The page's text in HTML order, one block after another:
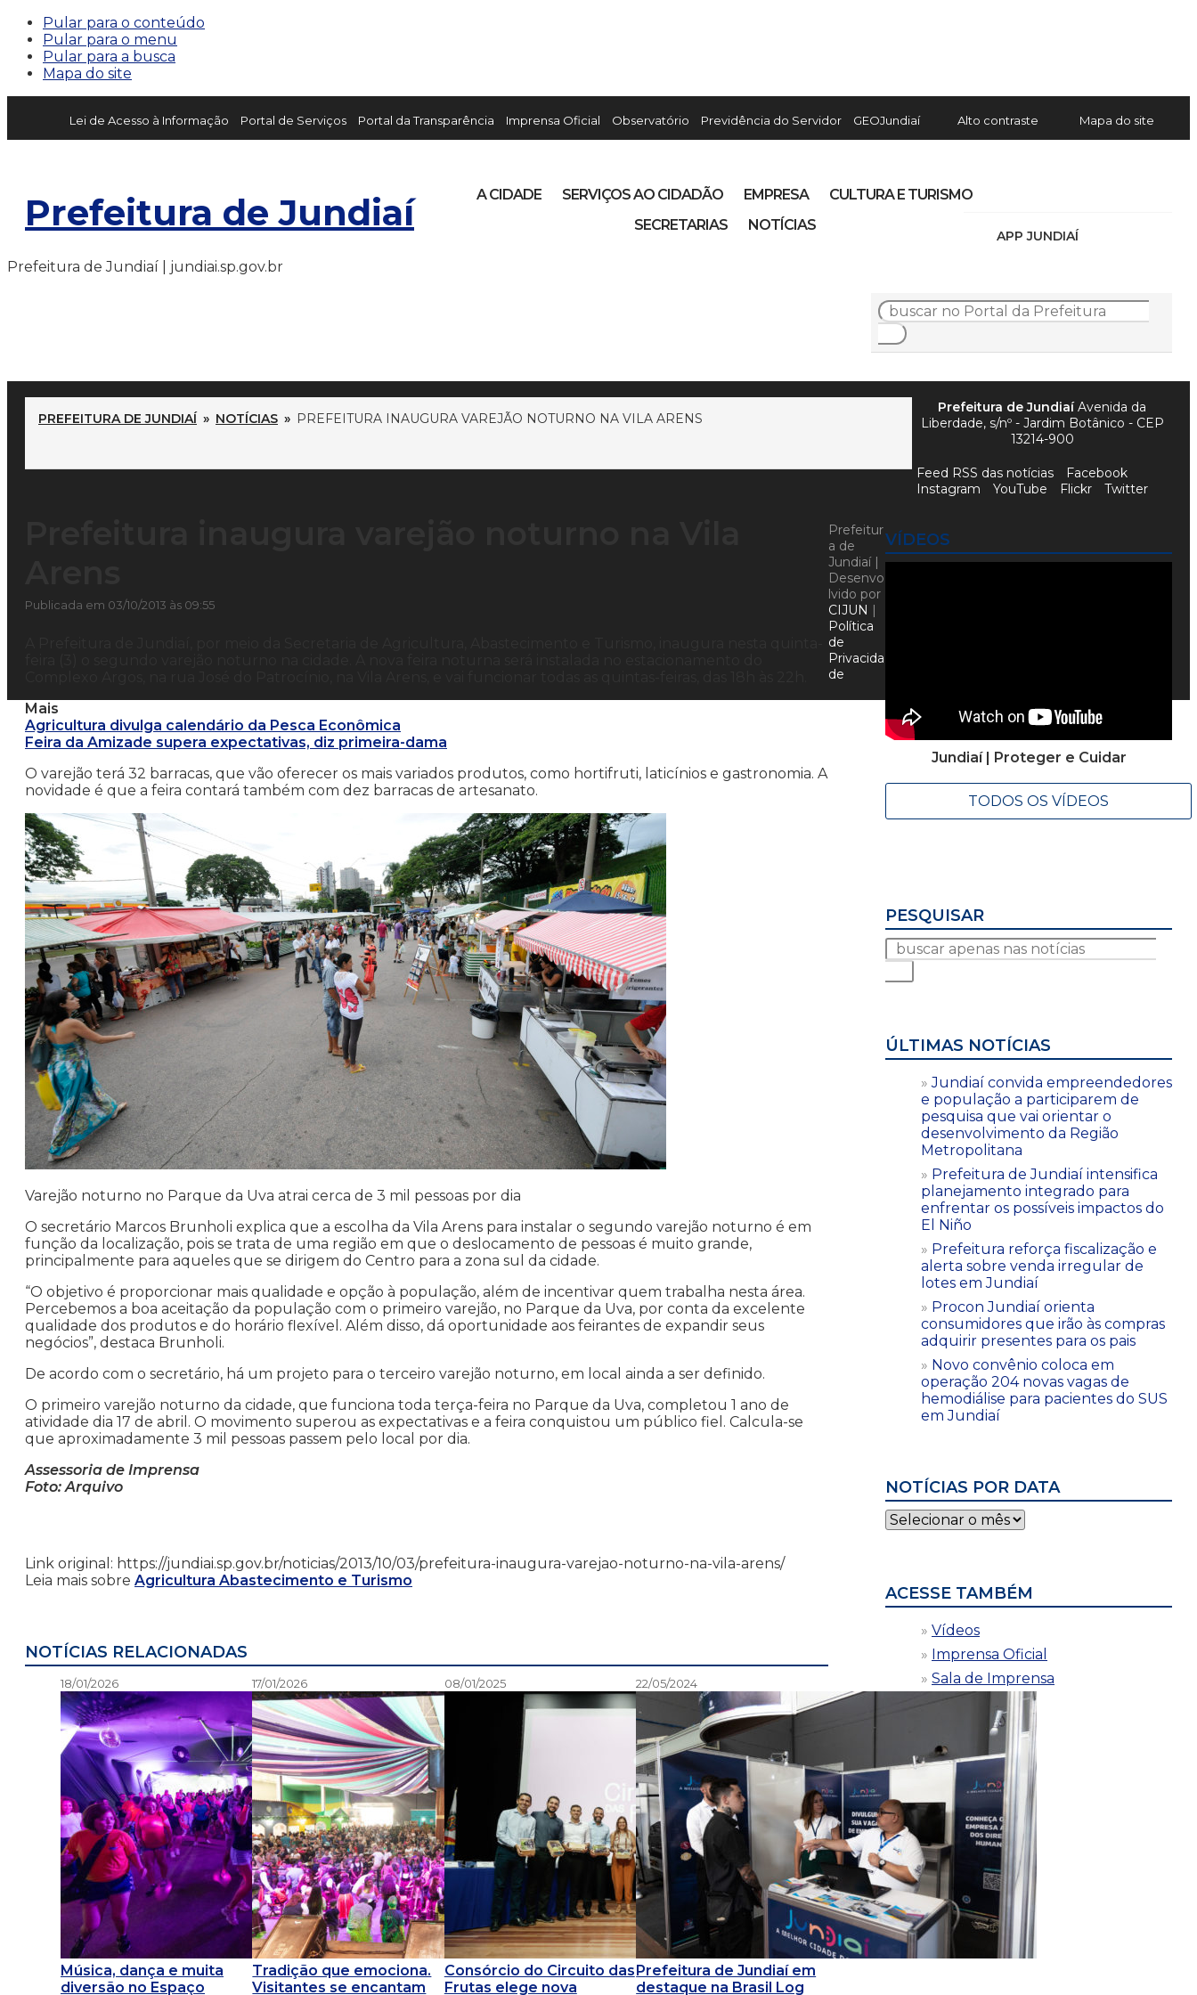
Pular para o conteúdo
Pular para o menu
Pular para a busca
Mapa do site
Lei de Acesso à Informação Portal de Serviços Portal da Transparência Imprensa Oficial Observatório Previdência do Servidor GEOJundiaí Alto contraste Mapa do site
Prefeitura de Jundiaí
APP JUNDIAÍ
A CIDADE SERVIÇOS AO CIDADÃO EMPRESA
CULTURA E TURISMO
SECRETARIAS
NOTÍCIAS
Prefeitura de Jundiaí | jundiai.sp.gov.br
PREFEITURA DE JUNDIAÍ » NOTÍCIAS » PREFEITURA INAUGURA VAREJÃO NOTURNO NA VILA ARENS
Publicada em 03/10/2013 às 09:55
Mais
Agricultura divulga calendário da Pesca Econômica
Feira da Amizade supera expectativas, diz primeira-dama
O varejão terá 32 barracas, que vão oferecer os mais variados produtos, como hortifruti, laticínios e gastronomia. A
novidade é que a feira contará também com dez barracas de artesanato.
Varejão noturno no Parque da Uva atrai cerca de 3 mil pessoas por dia
O secretário Marcos Brunholi explica que a escolha da Vila Arens para instalar o segundo varejão noturno é em
função da localização, pois se trata de uma região em que o deslocamento de pessoas é muito grande,
principalmente para aqueles que se dirigem do Centro para a zona sul da cidade.
“O objetivo é proporcionar mais qualidade e opção à população, além de incentivar quem trabalha nesta área.
Percebemos a boa aceitação da população com o primeiro varejão, no Parque da Uva, por conta da excelente
qualidade dos produtos e do horário flexível. Além disso, dá oportunidade aos feirantes de expandir seus
negócios”, destaca Brunholi.
De acordo com o secretário, há um projeto para o terceiro varejão noturno, em local ainda a ser definido.
O primeiro varejão noturno da cidade, que funciona toda terça-feira no Parque da Uva, completou 1 ano de
atividade dia 17 de abril. O movimento superou as expectativas e a feira conquistou um público fiel. Calcula-se
que aproximadamente 3 mil pessoas passem pelo local por dia.
Assessoria de Imprensa
Foto: Arquivo
Link original: https://jundiai.sp.gov.br/noticias/2013/10/03/prefeitura-inaugura-varejao-noturno-na-vila-arens/
Leia mais sobre Agricultura Abastecimento e Turismo
NOTÍCIAS RELACIONADAS
18/01/2026
Música, dança e muita
diversão no Espaço
17/01/2026
Tradição que emociona.
Visitantes se encantam
08/01/2025
Consórcio do Circuito das
Frutas elege nova
22/05/2024
Prefeitura de Jundiaí em
destaque na Brasil Log
VÍDEOS
Jundiaí | Proteger e Cuidar
TODOS OS VÍDEOS
PESQUISAR
ÚLTIMAS NOTÍCIAS
Jundiaí convida empreendedores
e população a participarem de
pesquisa que vai orientar o
desenvolvimento da Região
Metropolitana
Prefeitura de Jundiaí intensifica
planejamento integrado para
enfrentar os possíveis impactos do
El Niño
Prefeitura reforça fiscalização e
alerta sobre venda irregular de
lotes em Jundiaí
Procon Jundiaí orienta
consumidores que irão às compras
adquirir presentes para os pais
Novo convênio coloca em
operação 204 novas vagas de
hemodiálise para pacientes do SUS
em Jundiaí
NOTÍCIAS POR DATA
Notícias
por
ACESSE TAMBÉM
Vídeos
Imprensa Oficial
Sala de Imprensa
Prefeitura de JundiaíAvenida da
Liberdade, s/nº - Jardim Botânico - CEP
13214-900
Feed RSS das notícias
Facebook
Instagram
YouTube Flickr Twitter
Prefeitur
a de
Jundiaí |
Desenvo
lvido por
CIJUN |
Política
de
Privacida
de